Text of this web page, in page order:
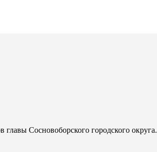
Сосновоборского городского округа.